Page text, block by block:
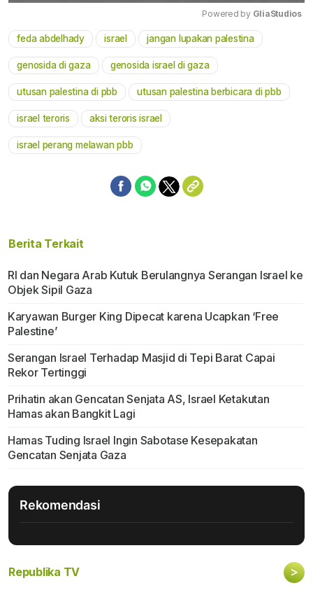
Mute
Powered by GliaStudios
feda abdelhady israel jangan lupakan palestina
genosida di gaza genosida israel di gaza
utusan palestina di pbb utusan palestina berbicara di pbb
israel teroris aksi teroris israel
israel perang melawan pbb
Berita Terkait
RI dan Negara Arab Kutuk Berulangnya Serangan Israel ke
Objek Sipil Gaza
Karyawan Burger King Dipecat karena Ucapkan ‘Free
Palestine’
Serangan Israel Terhadap Masjid di Tepi Barat Capai
Rekor Tertinggi
Prihatin akan Gencatan Senjata AS, Israel Ketakutan
Hamas akan Bangkit Lagi
Hamas Tuding Israel Ingin Sabotase Kesepakatan
Gencatan Senjata Gaza
Rekomendasi
Republika TV >